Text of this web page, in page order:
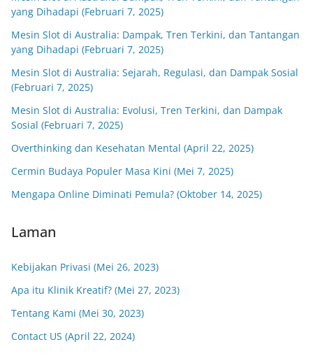
yang Dihadapi (Februari 7, 2025)
Mesin Slot di Australia: Dampak, Tren Terkini, dan Tantangan
yang Dihadapi (Februari 7, 2025)
Mesin Slot di Australia: Sejarah, Regulasi, dan Dampak Sosial
(Februari 7, 2025)
Mesin Slot di Australia: Evolusi, Tren Terkini, dan Dampak
Sosial (Februari 7, 2025)
Overthinking dan Kesehatan Mental (April 22, 2025)
Cermin Budaya Populer Masa Kini (Mei 7, 2025)
Mengapa Online Diminati Pemula? (Oktober 14, 2025)
Laman
Kebijakan Privasi (Mei 26, 2023)
Apa itu Klinik Kreatif? (Mei 27, 2023)
Tentang Kami (Mei 30, 2023)
Contact US (April 22, 2024)